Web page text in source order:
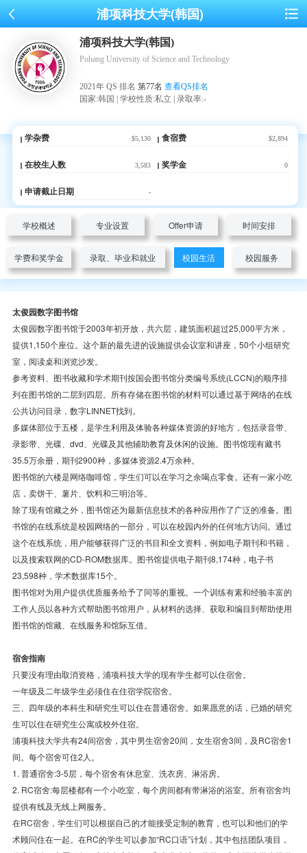
浦项科技大学(韩国)
浦项科技大学(韩国)
Pohang University of Science and Technology
2021年 QS 排名 第77名 查看QS排名
国家:韩国 | 学校性质:私立 | 录取率:-
学杂费 $5,130 食宿费 $2,894
在校生人数 3,583 奖学金 0
申请截止日期 -
学校概述 专业设置 Offer申请 时间安排
学费和奖学金 录取、毕业和就业 校园生活 校园服务
太俊园数字图书馆
太俊园数字图书馆于2003年初开放，共六层，建筑面积超过25,000平方米，
提供1,150个座位。这个新的最先进的设施提供会议室和讲座，50个小组研究
室，阅读桌和浏览沙发。
参考资料、图书收藏和学术期刊按国会图书馆分类编号系统(LCCN)的顺序排
列在图书馆的二层到四层。所有存储在图书馆的材料可以通过基于网络的在线
公共访问目录，数字LINNET找到。
多媒体部位于五楼，是学生利用及体验各种媒体资源的好地方，包括录音带、
录影带、光碟、dvd、光碟及其他辅助教育及休闲的设施。图书馆现有藏书
35.5万余册，期刊2900种，多媒体资源2.4万余种。
图书馆的六楼是网络咖啡馆，学生们可以在学习之余喝点零食。还有一家小吃
店，卖饼干、薯片、饮料和三明治等。
除了现有馆藏之外，图书馆还为最新信息技术的各种应用作了广泛的准备。图
书馆的在线系统是校园网络的一部分，可以在校园内外的任何地方访问。通过
这个在线系统，用户能够获得广泛的书目和全文资料，例如电子期刊和书籍，
以及搜索联网的CD-ROM数据库。图书馆提供电子期刊8,174种，电子书
23,598种，学术数据库15个。
图书馆对为用户提供优质服务给予了同等的重视。一个训练有素和经验丰富的
工作人员以各种方式帮助图书馆用户，从材料的选择、获取和编目到帮助使用
图书馆的馆藏、在线服务和馆际互借。
宿舍指南
只要没有理由取消资格，浦项科技大学的现有学生都可以住宿舍。
一年级及二年级学生必须住在住宿学院宿舍。
三、四年级的本科生和研究生可以住在普通宿舍。如果愿意的话，已婚的研究
生可以住在研究生公寓或校外住宿。
浦项科技大学共有24间宿舍，其中男生宿舍20间，女生宿舍3间，及RC宿舍1
间。每个宿舍可住2人。
1. 普通宿舍:3-5层，每个宿舍有休息室、洗衣房、淋浴房。
2. RC宿舍:每层楼都有一个小吃室，每个房间都有带淋浴的浴室。所有宿舍均
提供有线及无线上网服务。
在RC宿舍，学生们可以根据自己的才能接受定制的教育，也可以和他们的学
术顾问住在一起。在RC的学生可以参加“RC口语”计划，其中包括团队项目，